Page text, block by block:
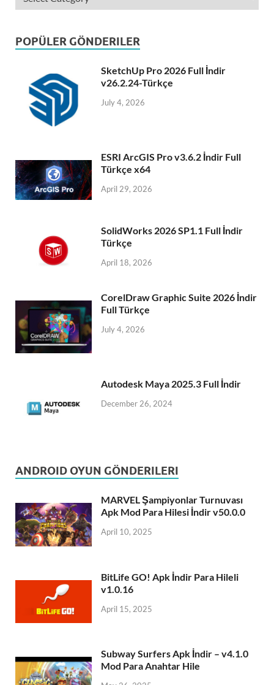
POPÜLER GÖNDERILER
SketchUp Pro 2026 Full İndir
v26.2.24-Türkçe
July 4, 2026
ESRI ArcGIS Pro v3.6.2 İndir Full
Türkçe x64
April 29, 2026
SolidWorks 2026 SP1.1 Full İndir
Türkçe
April 18, 2026
CorelDraw Graphic Suite 2026 İndir
Full Türkçe
July 4, 2026
Autodesk Maya 2025.3 Full İndir
December 26, 2024
ANDROID OYUN GÖNDERILERI
MARVEL Şampiyonlar Turnuvası
Apk Mod Para Hilesi İndir v50.0.0
April 10, 2025
BitLife GO! Apk İndir Para Hileli
v1.0.16
April 15, 2025
Subway Surfers Apk İndir – v4.1.0
Mod Para Anahtar Hile